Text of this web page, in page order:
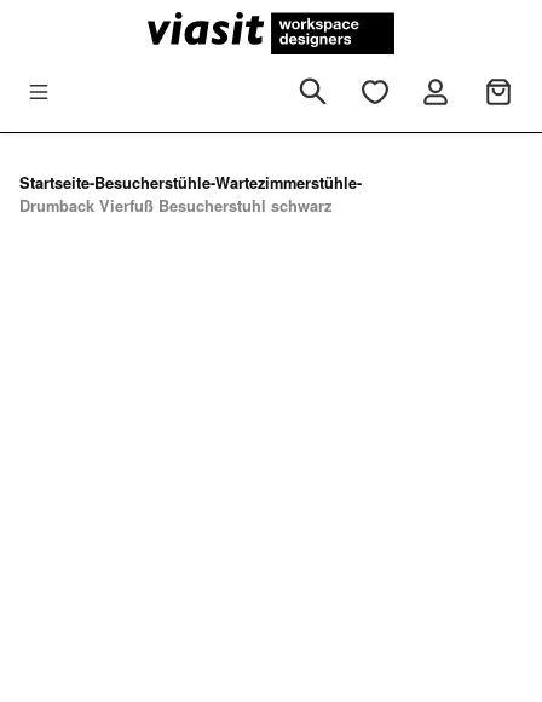
Zum Hauptinhalt springen
Startseite-Besucherstühle-Wartezimmerstühle-
Drumback Vierfuß Besucherstuhl schwarz